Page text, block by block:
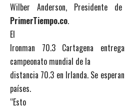
Wilber Anderson, Presidente
PrimerTiempo.co.
El
Ironman 70.3 Cartagena
campeonato mundial de la
distancia 70.3 en Irlanda. Se
países.
“Esto